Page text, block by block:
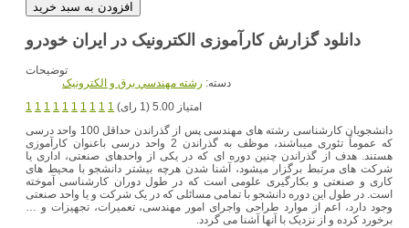
دانلود گزارش کارآموزی الکترونیک در ایران خودرو
توضیحات
دسته: رشته مهندسي برق و الکترونيک
1 1 1 1 1 1 1 1 1 1
امتیاز 5.00 (1 رای)
دانشجویان کارشناسی رشته های مهندسی پس از گذراندن حداقل 100 واحد درسی
که عموماً تئوری میباشند، موظف به گذراندن 2 واحد درسی باعنوان کارآموزی
هستند. هدف از گذراندن چنین دوره ای که در یکی از واحدهای صنعتی، اداری یا
شرکت های مرتبط برگزار میشود، آشنا شدن هرچه بیشتر دانشجو با محیط های
کاری و صنعتی و بکارگیری علومی است که در طول دوران کارشناسی آموخته
است. در طول این دوره دانشجو با تمامی مسائلی که در یک شرکت و یا واحد صنعتی
وجود دارد، اعم از موارد طراحی واجرای امور مهندسی، تعمیرات، تجهیزات و …
برخورد کرده و از نزدیک با آنها آشنا می گردد.